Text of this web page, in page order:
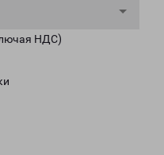
НДС)